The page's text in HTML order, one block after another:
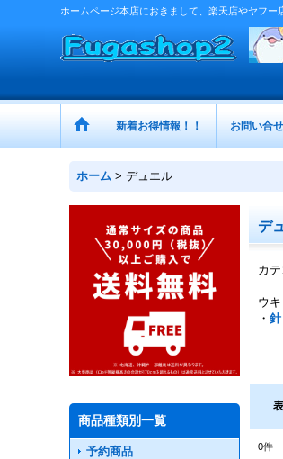
ホームページ本店におきまして、楽天店やヤフー
新着お得情報！！ お問い合せ
ホーム > デュエル
商品種類別一覧
予約商品
デ
カ
ウ
・
0件